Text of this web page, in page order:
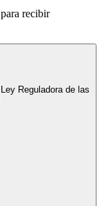
para recibir
Reguladora de las